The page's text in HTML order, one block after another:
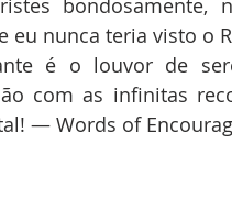
bondosamente,
eu nunca teria visto o
é o louvor de
com as infinitas
— Words of